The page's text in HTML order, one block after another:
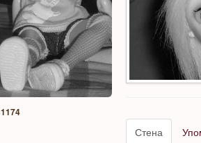
1174
Стена